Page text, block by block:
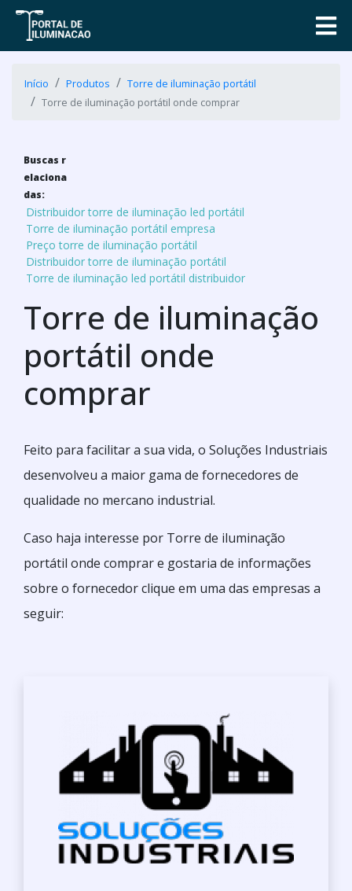
Início Produtos
Torre de iluminação portátil
Torre de iluminação portátil onde comprar
Buscas r
elaciona
das:
Distribuidor torre de iluminação led portátil
Torre de iluminação portátil empresa
Preço torre de iluminação portátil
Distribuidor torre de iluminação portátil
Torre de iluminação led portátil distribuidor
Torre de iluminação
portátil onde
comprar
Feito para facilitar a sua vida, o Soluções Industriais
desenvolveu a maior gama de fornecedores de
qualidade no mercano industrial.
Caso haja interesse por Torre de iluminação
portátil onde comprar e gostaria de informações
sobre o fornecedor clique em uma das empresas a
seguir: